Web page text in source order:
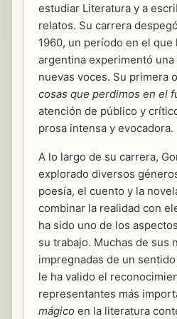
estudiar Literatura y a
relatos. Su carrera
1960, un período en el que
argentina experimentó
nuevas voces. Su primera
cosas que perdimos en el
atención de público y
prosa intensa y evocadora.
A lo largo de su carrera,
explorado diversos
poesía, el cuento y la
combinar la realidad con
ha sido uno de los
su trabajo. Muchas de sus
impregnadas de un
le ha valido el
representantes más
mágico en la literatura